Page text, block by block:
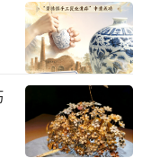
到复兴的大好
新一页，庄寿
央美术学院国画
叶浅予、蒋兆
李苦禅、郭味
在“传统、生